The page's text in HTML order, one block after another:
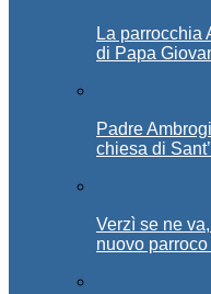
La parrocchia
di Papa
Padre
chiesa di
Verzì se ne
nuovo parroco